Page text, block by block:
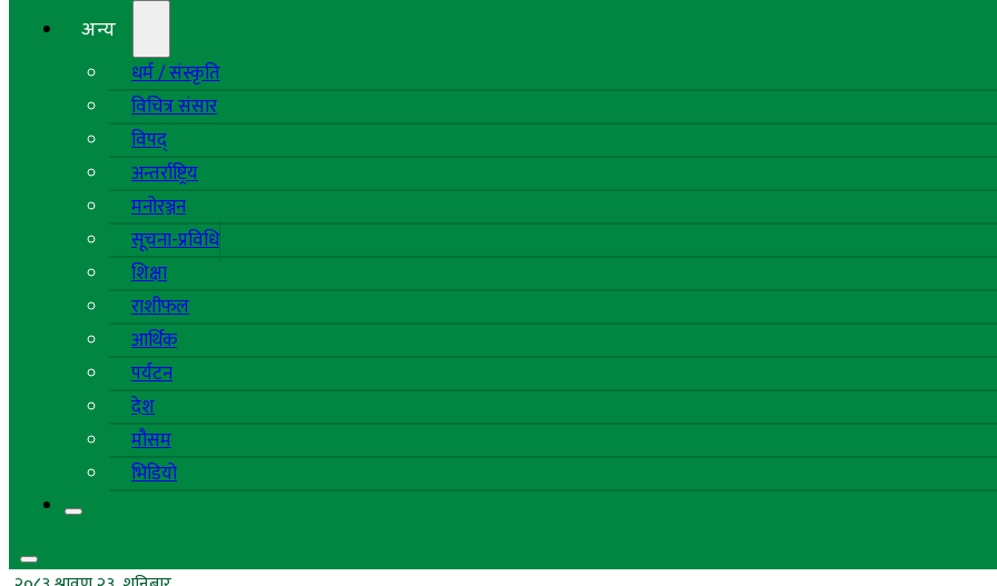
अन्य
धर्म / संस्कृति
विचित्र संसार
विपद्
अन्तर्राष्ट्रिय
मनोरञ्जन
सूचना-प्रविधि
शिक्षा
राशीफल
आर्थिक
पर्यटन
देश
मौसम
भिडियो